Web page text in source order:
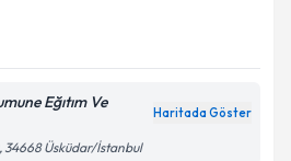
işlenmesine ilişkin
Aydınlatma
ve kişisel verilerimin belirtilen
Eğıtım Ve
Haritada Göster
34668 Üsküdar/İstanbul